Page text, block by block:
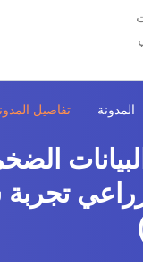
المدونة تفاصيل